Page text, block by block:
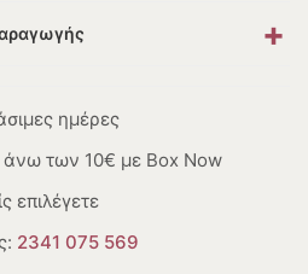
+
ημέρες
των 10€ με Box Now
επιλέγετε
2341 075 569